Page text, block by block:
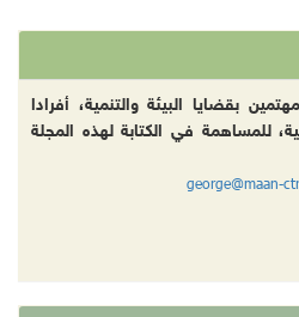
بقضايا البيئة والتنمية، أفرادا
للمساهمة في الكتابة لهذه المجلة
george@maan-